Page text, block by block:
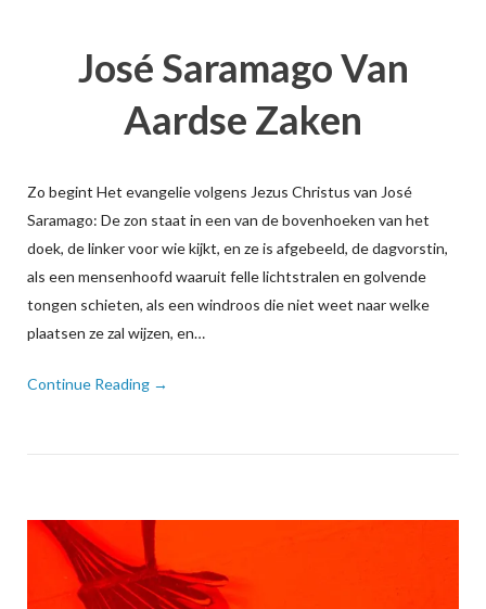
José Saramago Van
Aardse Zaken
Zo begint Het evangelie volgens Jezus Christus van José
Saramago: De zon staat in een van de bovenhoeken van het
doek, de linker voor wie kijkt, en ze is afgebeeld, de dagvorstin,
als een mensenhoofd waaruit felle lichtstralen en golvende
tongen schieten, als een windroos die niet weet naar welke
plaatsen ze zal wijzen, en…
Continue Reading →